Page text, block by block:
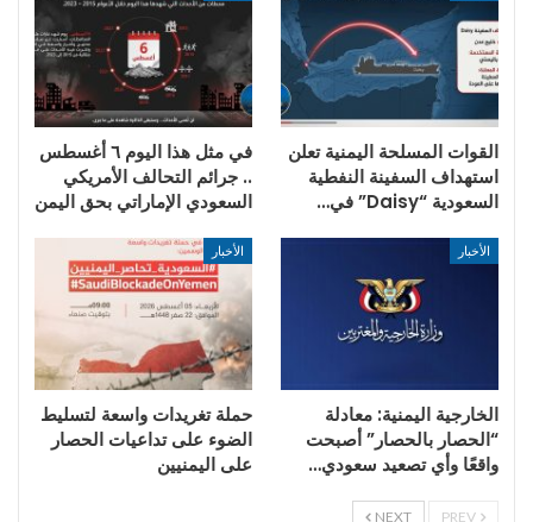
القوات المسلحة اليمنية تعلن
استهداف السفينة النفطية
السعودية “Daisy” في…
في مثل هذا اليوم ٦ أغسطس
.. جرائم التحالف الأمريكي
السعودي الإماراتي بحق اليمن
الأخبار
الخارجية اليمنية: معادلة
“الحصار بالحصار” أصبحت
واقعًا وأي تصعيد سعودي…
الأخبار
حملة تغريدات واسعة لتسليط
الضوء على تداعيات الحصار
على اليمنيين
NEXT